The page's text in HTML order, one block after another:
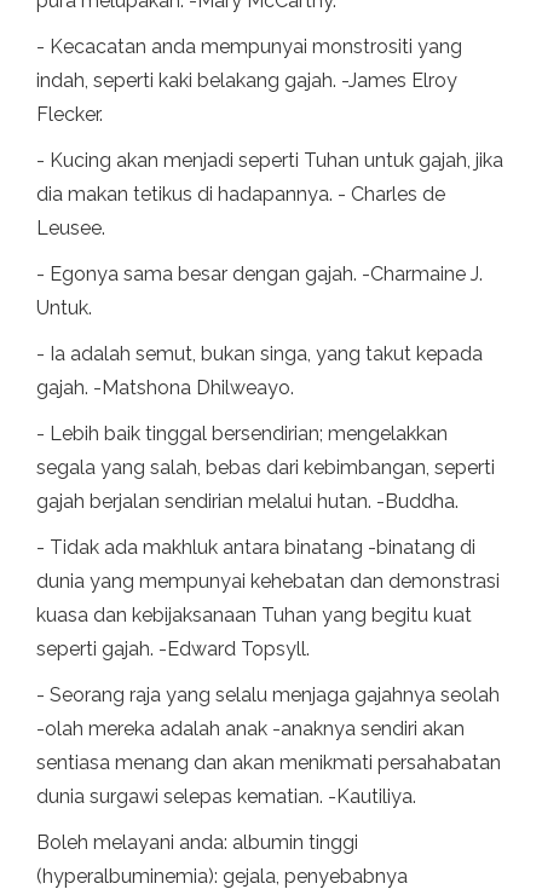
- Kecacatan anda mempunyai monstrositi yang
indah, seperti kaki belakang gajah. -James Elroy
Flecker.
- Kucing akan menjadi seperti Tuhan untuk gajah, jika
dia makan tetikus di hadapannya. - Charles de
Leusee.
- Egonya sama besar dengan gajah. -Charmaine J.
Untuk.
- Ia adalah semut, bukan singa, yang takut kepada
gajah. -Matshona Dhilweayo.
- Lebih baik tinggal bersendirian; mengelakkan
segala yang salah, bebas dari kebimbangan, seperti
gajah berjalan sendirian melalui hutan. -Buddha.
- Tidak ada makhluk antara binatang -binatang di
dunia yang mempunyai kehebatan dan demonstrasi
kuasa dan kebijaksanaan Tuhan yang begitu kuat
seperti gajah. -Edward Topsyll.
- Seorang raja yang selalu menjaga gajahnya seolah
-olah mereka adalah anak -anaknya sendiri akan
sentiasa menang dan akan menikmati persahabatan
dunia surgawi selepas kematian. -Kautiliya.
Boleh melayani anda: albumin tinggi
(hyperalbuminemia): gejala, penyebabnya